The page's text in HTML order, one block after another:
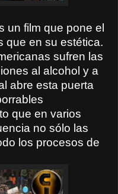
un film que pone el
que en su estética.
sufren las
al alcohol y a
abre esta puerta
que en varios
no sólo las
los procesos de